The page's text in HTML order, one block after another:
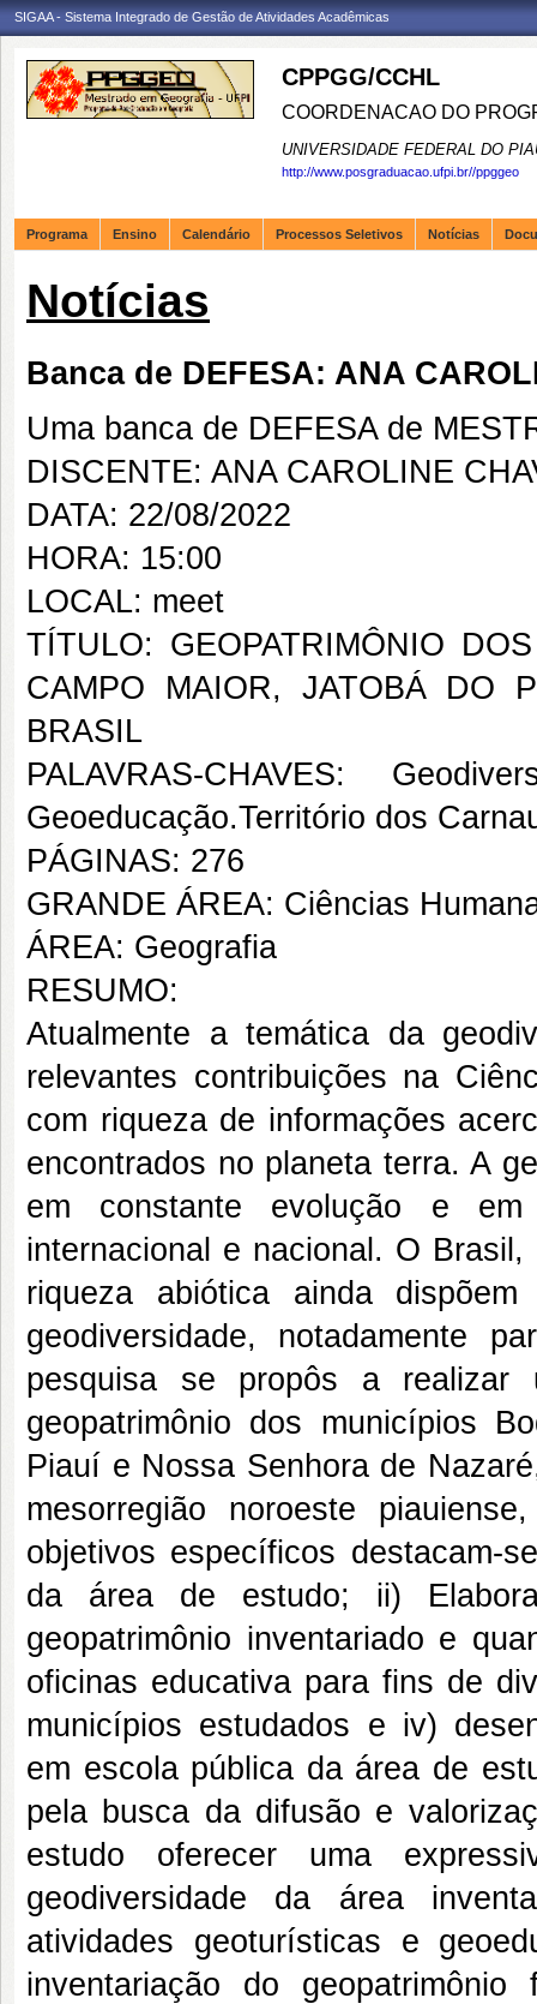
SIGAA - Sistema Integrado de Gestão de Atividades Acadêmicas
CPPGG/CCHL
COORDENACAO DO
UNIVERSIDADE FEDERAL DO
http://www.posgraduacao.ufpi.br//ppggeo
Programa Ensino Calendário Processos Seletivos Notícias
Notícias
Banca de DEFESA: ANA
Uma banca de DEFESA de
DISCENTE: ANA CAROLINE
DATA: 22/08/2022
HORA: 15:00
LOCAL: meet
TÍTULO: GEOPATRIMÔNIO
CAMPO MAIOR, JATOBÁ DO
BRASIL
PALAVRAS-CHAVES:
Geoeducação.Território dos
PÁGINAS: 276
GRANDE ÁREA: Ciências
ÁREA: Geografia
RESUMO:
Atualmente a temática da
relevantes contribuições na
com riqueza de informações
encontrados no planeta terra. A
em constante evolução e
internacional e nacional. O
riqueza abiótica ainda
geodiversidade, notadamente
pesquisa se propôs a realizar
geopatrimônio dos municípios
Piauí e Nossa Senhora de
mesorregião noroeste
objetivos específicos destacam-
da área de estudo; ii)
geopatrimônio inventariado e
oficinas educativa para fins de
municípios estudados e iv)
em escola pública da área de
pela busca da difusão e
estudo oferecer uma
geodiversidade da área
atividades geoturísticas e
inventariação do